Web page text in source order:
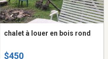
chalet à louer en bois rond
$450